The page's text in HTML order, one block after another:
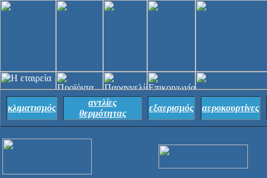
κλιματισμός
αντλίες
θερμότητας
εξαερισμός αεροκουρτίνες